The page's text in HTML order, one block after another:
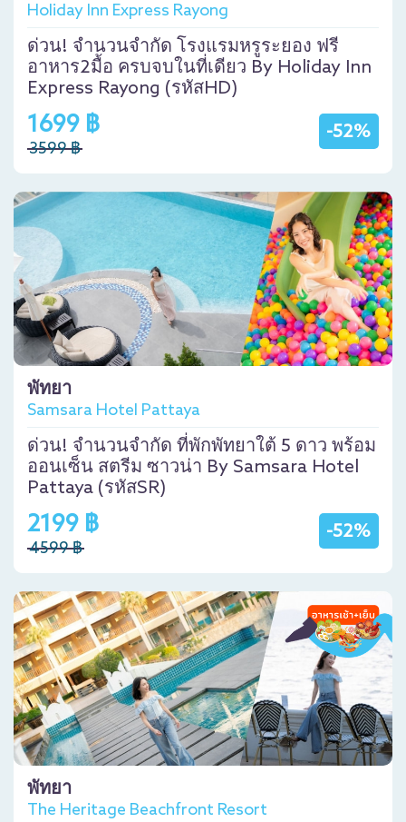
Holiday Inn Express Rayong
ด่วน! จำนวนจำกัด โรงแรมหรูระยอง ฟรี
อาหาร2มื้อ ครบจบในที่เดียว By Holiday Inn
Express Rayong (รหัสHD)
-52%
1699 ฿
3599 ฿
พัทยา
Samsara Hotel Pattaya
ด่วน! จำนวนจำกัด ที่พักพัทยาใต้ 5 ดาว พร้อม
ออนเซ็น สตรีม ซาวน่า By Samsara Hotel
Pattaya (รหัสSR)
-52%
2199 ฿
4599 ฿
พัทยา
The Heritage Beachfront Resort